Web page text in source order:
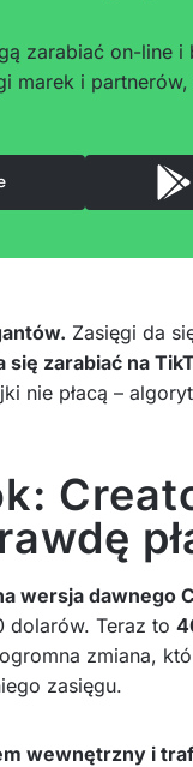
zarabiać on-line i
marek i
Zasięgi da
się zarabiać na
nie płacą –
wersja dawnego
dolarów. Teraz to
zmiana,
zasięgu.
wewnętrzny i